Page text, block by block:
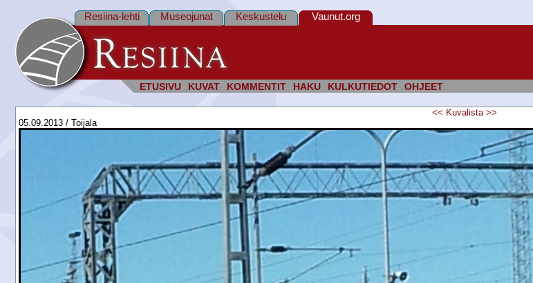
ETUSIVU KUVAT KOMMENTIT HAKU KULKUTIEDOT OHJEET
Resiina-lehti Museojunat Keskustelu Vaunut.org
<< Kuvalista >>
05.09.2013 / Toijala